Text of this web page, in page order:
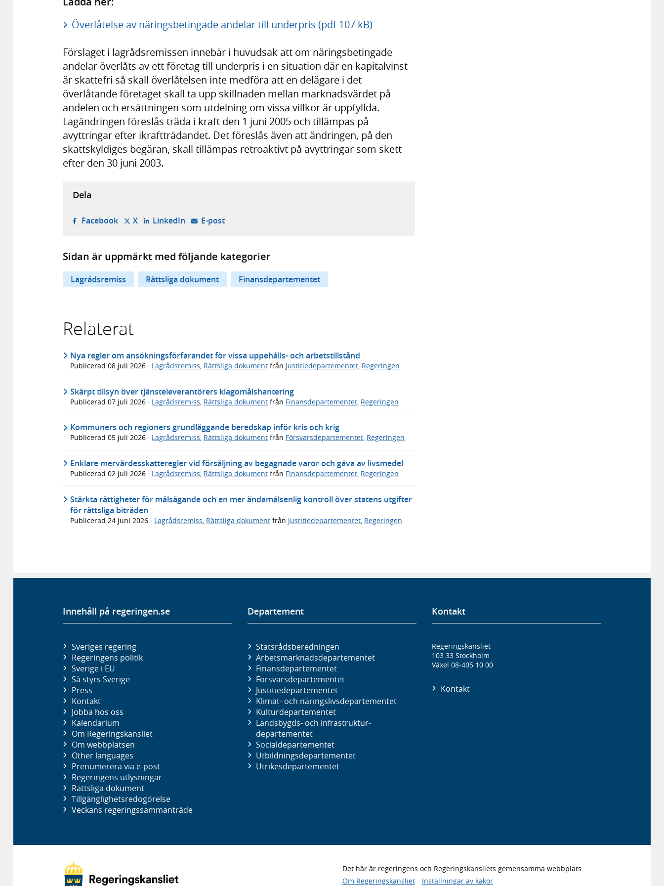
Överlåtelse av näringsbetingade andelar till underpris (pdf 107 kB)
Förslaget i lagrådsremissen innebär i huvudsak att om näringsbetingade
andelar överlåts av ett företag till underpris i en situation där en kapitalvinst
är skattefri så skall överlåtelsen inte medföra att en delägare i det
överlåtande företaget skall ta upp skillnaden mellan marknadsvärdet på
andelen och ersättningen som utdelning om vissa villkor är uppfyllda.
Lagändringen föreslås träda i kraft den 1 juni 2005 och tillämpas på
avyttringar efter ikraftträdandet. Det föreslås även att ändringen, på den
skattskyldiges begäran, skall tillämpas retroaktivt på avyttringar som skett
efter den 30 juni 2003.
Dela
Facebook- öppnas i ny flik, extern webbplats,
X- öppnas i ny flik, extern webbplats,
LinkedIn- öppnas i ny flik, extern webbplats,
E-post- öppnar din e-postklient,
Sidan är uppmärkt med följande kategorier
Lagrådsremiss Rättsliga dokument Finansdepartementet
Relaterat
Nya regler om ansökningsförfarandet för vissa uppehålls- och arbetstillstånd
Publicerad 08 juli 2026 · Lagrådsremiss, Rättsliga dokument från Justitiedepartementet, Regeringen
Skärpt tillsyn över tjänsteleverantörers klagomålshantering
Publicerad 07 juli 2026 · Lagrådsremiss Rättsliga dokument från Finansdepartementet Regeringen
Kommuners och regioners grundläggande beredskap inför kris och krig
Publicerad 05 juli 2026 · Lagrådsremiss, Rättsliga dokument från Försvarsdepartementet, Regeringen
Enklare mervärdesskatteregler vid försäljning av begagnade varor och gåva av livsmedel
Publicerad 02 juli 2026 · Lagrådsremiss, Rättsliga dokument från Finansdepartementet, Regeringen
Stärkta rättigheter för målsägande och en mer ändamålsenlig kontroll över statens utgifter
för rättsliga biträden
Publicerad 24 juni 2026 · Lagrådsremiss Rättsliga dokument från Justitiedepartementet Regeringen
Innehåll på regeringen.se
Sveriges regering
Regeringens politik
Sverige i EU
Så styrs Sverige
Press
Kontakt
Jobba hos oss
Kalendarium
Om Regeringskansliet
Om webbplatsen
Other languages
Prenumerera via e-post
Regeringens utlysningar
Rättsliga dokument
Tillgänglighetsredogörelse
Veckans regeringssammanträde
Departement
Statsrådsberedningen
Arbetsmarknads­departementet
Finans­departementet
Försvars­departementet
Justitie­departementet
Klimat- och näringslivs­departementet
Kultur­departementet
Landsbygds- och infrastruktur­
departementet
Social­departementet
Utbildnings­departementet
Utrikes­departementet
Kontakt
Regeringskansliet
103 33 Stockholm
Växel 08-405 10 00
Kontakt
Det här är regeringens och Regeringskansliets gemensamma webbplats.
Om Regeringskansliet
Inställningar av kakor